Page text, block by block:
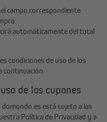
campo correspondiente
automáticamente del total
condiciones de uso de los
continuación.
de los cupones
está sujeto a las
Política de Privacidad y a